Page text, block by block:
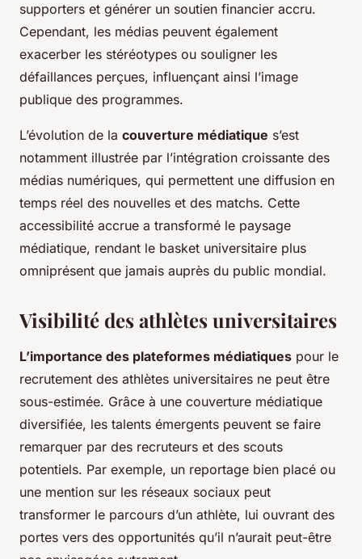
supporters et générer un soutien financier accru.
Cependant, les médias peuvent également
exacerber les stéréotypes ou souligner les
défaillances perçues, influençant ainsi l’image
publique des programmes.
L’évolution de la couverture médiatique s’est
notamment illustrée par l’intégration croissante des
médias numériques, qui permettent une diffusion en
temps réel des nouvelles et des matchs. Cette
accessibilité accrue a transformé le paysage
médiatique, rendant le basket universitaire plus
omniprésent que jamais auprès du public mondial.
Visibilité des athlètes universitaires
L’importance des plateformes médiatiques pour le
recrutement des athlètes universitaires ne peut être
sous-estimée. Grâce à une couverture médiatique
diversifiée, les talents émergents peuvent se faire
remarquer par des recruteurs et des scouts
potentiels. Par exemple, un reportage bien placé ou
une mention sur les réseaux sociaux peut
transformer le parcours d’un athlète, lui ouvrant des
portes vers des opportunités qu’il n’aurait peut-être